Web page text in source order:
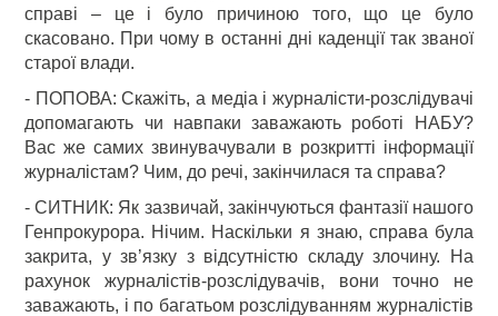
справі – це і було причиною того, що це було
скасовано. При чому в останні дні каденції так званої
старої влади.
- ПОПОВА: Скажіть, а медіа і журналісти-розслідувачі
допомагають чи навпаки заважають роботі НАБУ?
Вас же самих звинувачували в розкритті інформації
журналістам? Чим, до речі, закінчилася та справа?
- СИТНИК: Як зазвичай, закінчуються фантазії нашого
Генпрокурора. Нічим. Наскільки я знаю, справа була
закрита, у зв’язку з відсутністю складу злочину. На
рахунок журналістів-розслідувачів, вони точно не
заважають, і по багатьом розслідуванням журналістів